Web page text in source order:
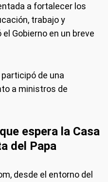
a fortalecer los
trabajo y
Gobierno en un breve
de una
a ministros de
espera la Casa
del Papa
desde el entorno del